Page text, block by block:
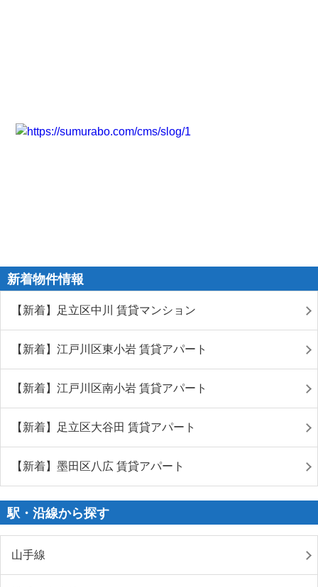
新着物件情報
【新着】足立区中川 賃貸マンション
【新着】江戸川区東小岩 賃貸アパート
【新着】江戸川区南小岩 賃貸アパート
【新着】足立区大谷田 賃貸アパート
【新着】墨田区八広 賃貸アパート
駅・沿線から探す
山手線